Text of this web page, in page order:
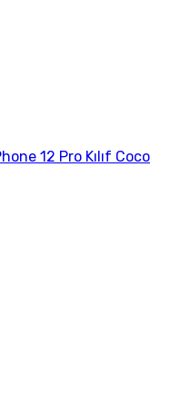
12 Pro Kılıf Coco